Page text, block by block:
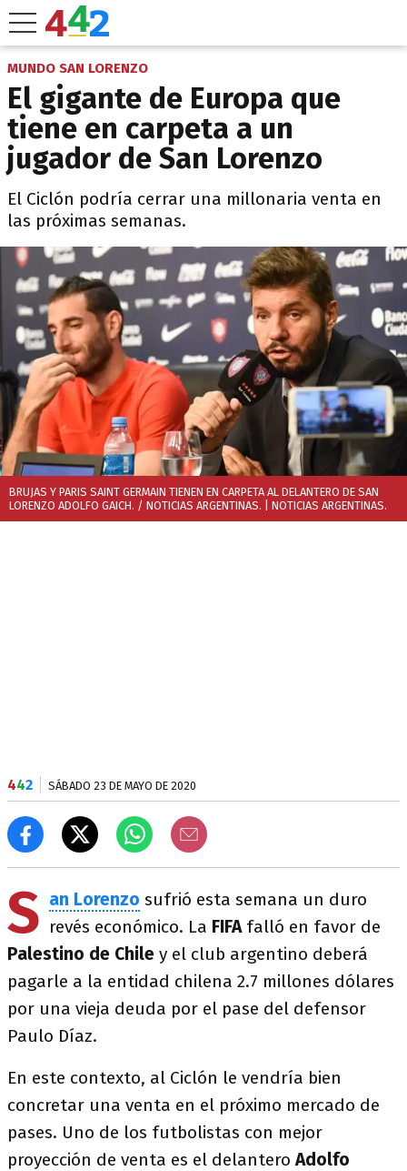
MUNDO SAN LORENZO
El gigante de Europa que
tiene en carpeta a un
jugador de San Lorenzo
El Ciclón podría cerrar una millonaria venta en
las próximas semanas.
BRUJAS Y PARIS SAINT GERMAIN TIENEN EN CARPETA AL DELANTERO DE SAN
LORENZO ADOLFO GAICH. / NOTICIAS ARGENTINAS. | NOTICIAS ARGENTINAS.
442 SÁBADO 23 DE MAYO DE 2020
S an Lorenzo sufrió esta semana un duro
revés económico. La FIFA falló en favor de
Palestino de Chile y el club argentino deberá
pagarle a la entidad chilena 2.7 millones dólares
por una vieja deuda por el pase del defensor
Paulo Díaz.
En este contexto, al Ciclón le vendría bien
concretar una venta en el próximo mercado de
pases. Uno de los futbolistas con mejor
proyección de venta es el delanteroAdolfo